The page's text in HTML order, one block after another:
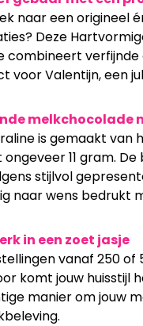
naar een origineel
Deze
combineert
voor Valentijn, een
melkchocolade
is gemaakt van
11 gram.
stijlvol
naar wens bedrukt
in een zoet jasje
vanaf 250
komt jouw huisstijl
manier om jouw